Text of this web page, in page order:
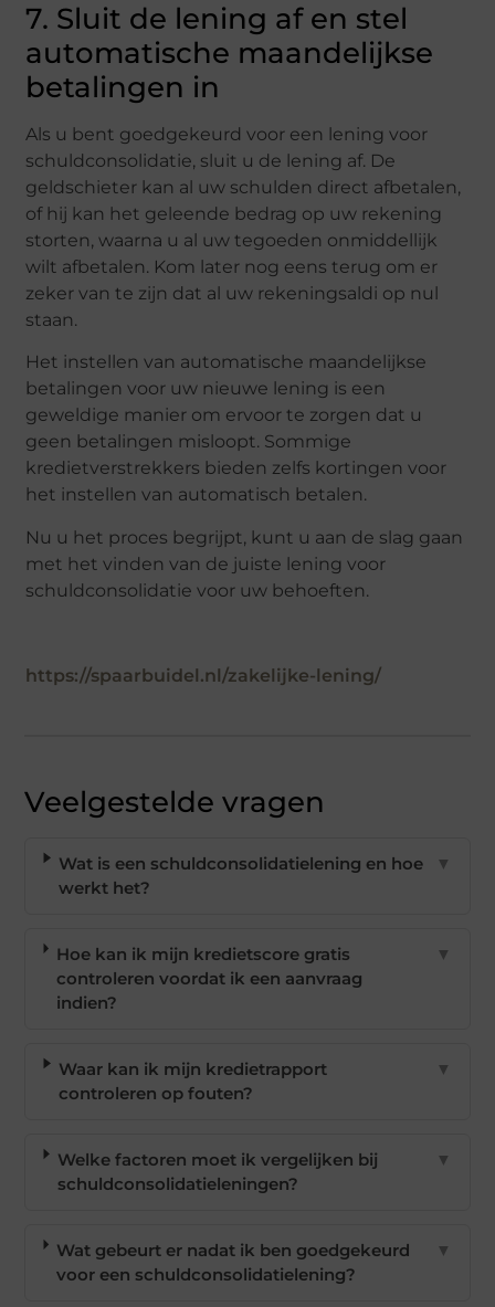
7. Sluit de lening af en stel
automatische maandelijkse
betalingen in
Als u bent goedgekeurd voor een lening voor
schuldconsolidatie, sluit u de lening af. De
geldschieter kan al uw schulden direct afbetalen,
of hij kan het geleende bedrag op uw rekening
storten, waarna u al uw tegoeden onmiddellijk
wilt afbetalen. Kom later nog eens terug om er
zeker van te zijn dat al uw rekeningsaldi op nul
staan.
Het instellen van automatische maandelijkse
betalingen voor uw nieuwe lening is een
geweldige manier om ervoor te zorgen dat u
geen betalingen misloopt. Sommige
kredietverstrekkers bieden zelfs kortingen voor
het instellen van automatisch betalen.
Nu u het proces begrijpt, kunt u aan de slag gaan
met het vinden van de juiste lening voor
schuldconsolidatie voor uw behoeften.
https://spaarbuidel.nl/zakelijke-lening/
Veelgestelde vragen
Wat is een schuldconsolidatielening en hoe
werkt het?
▼
Hoe kan ik mijn kredietscore gratis
controleren voordat ik een aanvraag
indien?
▼
Waar kan ik mijn kredietrapport
controleren op fouten?
▼
Welke factoren moet ik vergelijken bij
schuldconsolidatieleningen?
▼
Wat gebeurt er nadat ik ben goedgekeurd
voor een schuldconsolidatielening?
▼